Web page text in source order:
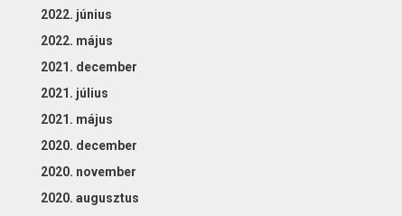
2022. június
2022. május
2021. december
2021. július
2021. május
2020. december
2020. november
2020. augusztus